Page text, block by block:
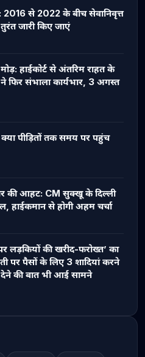
2016 से 2022 के बीच सेवानिवृत्त
जारी किए जाएं
हाईकोर्ट से अंतरिम राहत के
ने फिर संभाला कार्यभार, 3 अगस्त
पीड़ितों तक समय पर पहुंच
की आहट: CM सुक्खू के दिल्ली
हाईकमान से होगी अहम चर्चा
लड़कियों की खरीद-फरोख्त’ का
पर पैसों के लिए 3 शादियां करने
की बात भी आई सामने